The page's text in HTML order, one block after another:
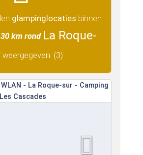
glampinglocaties binnen
km rond La Roque-
weergegeven. (3)